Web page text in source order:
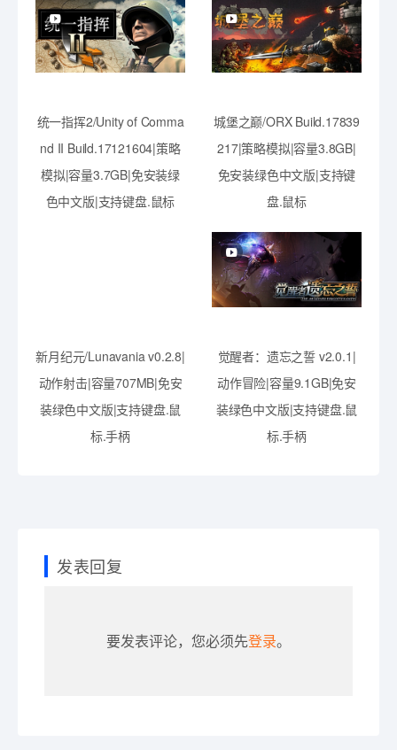
统一指挥2/Unity of Comma
nd II Build.17121604|策略
模拟|容量3.7GB|免安装绿
色中文版|支持键盘.鼠标
城堡之巅/ORX Build.17839
217|策略模拟|容量3.8GB|
免安装绿色中文版|支持键
盘.鼠标
新月纪元/Lunavania v0.2.8|
动作射击|容量707MB|免安
装绿色中文版|支持键盘.鼠
标.手柄
觉醒者：遗忘之誓 v2.0.1|
动作冒险|容量9.1GB|免安
装绿色中文版|支持键盘.鼠
标.手柄
发表回复
要发表评论，您必须先登录。